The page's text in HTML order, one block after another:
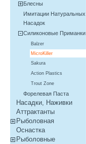
Блесны
Имитации Натуральных
Насадок
Силиконовые Приманки
Balzer
MicroKiller
Sakura
Action Plastics
Trout Zone
Форелевая Паста
Насадки, Наживки
Aттрактанты
Рыболовная
Оснастка
Рыболовные